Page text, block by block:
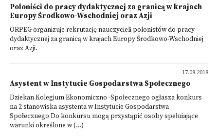
Poloniści do pracy dydaktycznej za granicą w krajach
Europy Środkowo-Wschodniej oraz Azji
ORPEG organizuje rekrutację nauczycieli polonistów do pracy
dydaktycznej za granicą w krajach Europy Środkowo-Wschodniej
oraz Azji.
17.08.2018
Asystent w Instytucie Gospodarstwa Społecznego
Dziekan Kolegium Ekonomiczno -Społecznego ogłasza konkurs
na 2 stanowiska asystenta w Instytucie Gospodarstwa
Społecznego Do konkursu mogą przystąpić osoby spełniające
warunki określone w (...)